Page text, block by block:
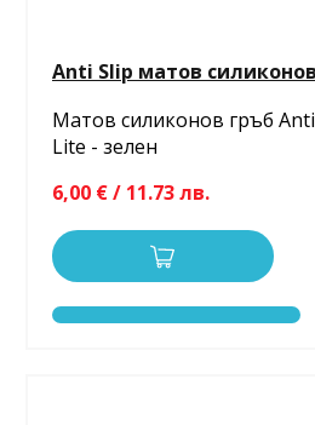
Anti Slip матов
Матов силиконов гръб
Lite - зелен
6,00 € / 11.73 лв.